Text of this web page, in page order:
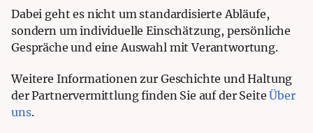
Dabei geht es nicht um standardisierte Abläufe,
sondern um individuelle Einschätzung, persönliche
Gespräche und eine Auswahl mit Verantwortung.
Weitere Informationen zur Geschichte und Haltung
der Partnervermittlung finden Sie auf der SeiteÜber
uns.